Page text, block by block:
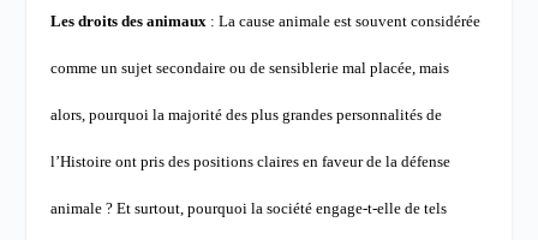
Les droits des animaux : La cause animale est souvent considérée
comme un sujet secondaire ou de sensiblerie mal placée, mais
alors, pourquoi la majorité des plus grandes personnalités de
l’Histoire ont pris des positions claires en faveur de la défense
animale ? Et surtout, pourquoi la société engage-t-elle de tels